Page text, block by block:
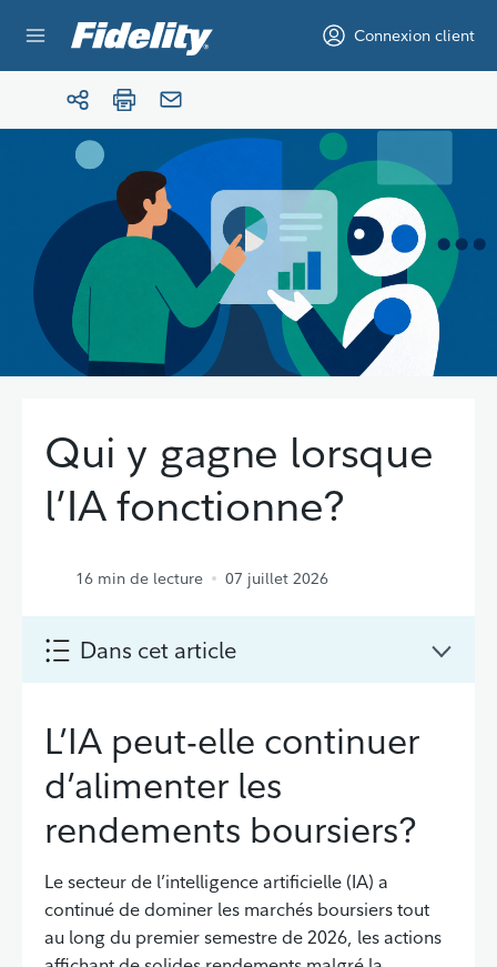
Connexion client
Qui y gagne lorsque
l’IA fonctionne?
16 min de lecture 07 juillet 2026
Dans cet article
L’IA peut-elle continuer
d’alimenter les
rendements boursiers?
Le secteur de l’intelligence artificielle (IA) a
continué de dominer les marchés boursiers tout
au long du premier semestre de 2026, les actions